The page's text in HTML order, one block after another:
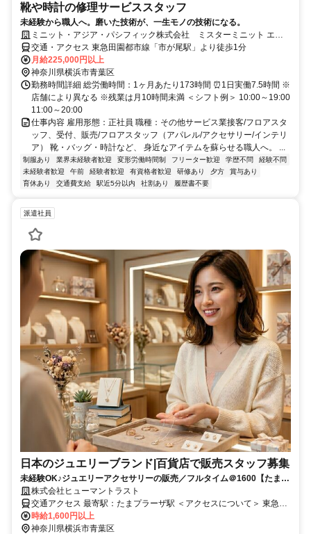
靴や時計の修理サービススタッフ
未経験から職人へ。磨いた技術が、一生モノの技術になる。
ミニット・アジア・パシフィック株式会社 ミスターミニット エト
モ市が尾店
交通・アクセス 東急田園都市線「市が尾駅」より徒歩1分
月給225,000円以上
神奈川県横浜市青葉区
勤務時間詳細 総労働時間：1ヶ月あたり173時間 ⏰1日実働7.5時間 ※
店舗により異なる ※残業は月10時間未満 ＜シフト例＞ 10:00～19:00
11:00～20:00
仕事内容 雇用形態：正社員 職種：その他サービス業接客/フロアスタ
ッフ、受付、販売/フロアスタッフ（アパレル/アクセサリー/インテリ
ア） 靴・バッグ・時計など、 身近なアイテムを蘇らせる職人へ。 ...
制服あり 業界未経験者歓迎 変形労働時間制 フリーター歓迎 学歴不問
経験不問
未経験者歓迎
午前 経験者歓迎 有資格者歓迎 研修あり 夕方
賞与あり
育休あり
交通費支給 駅近5分以内 社割あり 履歴書不要
派遣社員
日本のジュエリーブランド|百貨店で販売スタッフ募集
未経験OK♪ジュエリーアクセサリーの販売／フルタイム＠1600【たまプ
ラーザ】（SS-1356）
株式会社ヒューマントラスト
交通アクセス 最寄駅：たまプラーザ駅 ＜アクセスについて＞ 東急田
園都市線 「たまプラーザ駅」から徒歩2分
時給1,600円以上
神奈川県横浜市青葉区